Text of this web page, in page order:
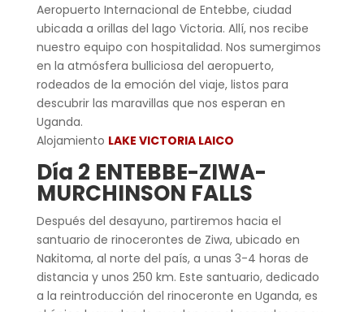
Aeropuerto Internacional de Entebbe, ciudad
ubicada a orillas del lago Victoria. Allí, nos recibe
nuestro equipo con hospitalidad. Nos sumergimos
en la atmósfera bulliciosa del aeropuerto,
rodeados de la emoción del viaje, listos para
descubrir las maravillas que nos esperan en
Uganda.
Alojamiento LAKE VICTORIA LAICO
Día 2 ENTEBBE-ZIWA-
MURCHINSON FALLS
Después del desayuno, partiremos hacia el
santuario de rinocerontes de Ziwa, ubicado en
Nakitoma, al norte del país, a unas 3-4 horas de
distancia y unos 250 km. Este santuario, dedicado
a la reintroducción del rinoceronte en Uganda, es